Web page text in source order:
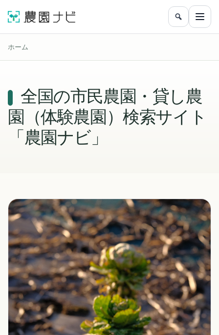
農園をフ
メニ
ホーム
全国の市民農園・貸し農
園（体験農園）検索サイト
「農園ナビ」